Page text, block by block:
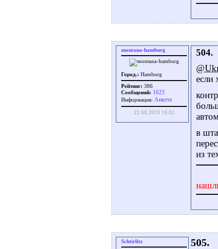
montana-hamburg
Город.: Hamburg
Рейтинг: 386
Сообщений: 1623
Информация: Aнкета
22.08.2019 16:02
504.
если
в
из
Schtirlitz
505.